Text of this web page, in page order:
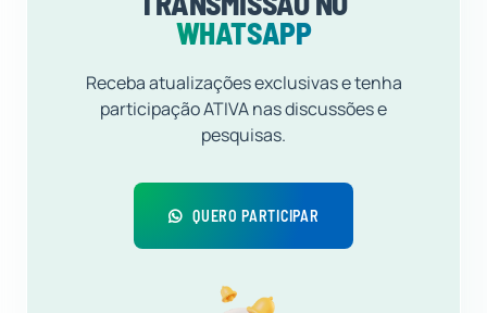
WHATSAPP
Receba atualizações exclusivas e tenha
participação ATIVA nas discussões e
pesquisas.
QUERO PARTICIPAR